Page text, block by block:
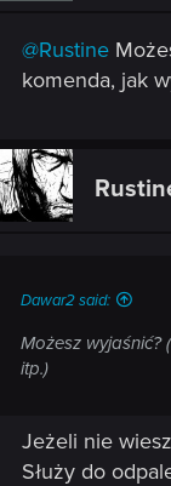
@Rustine
komenda, jak
Dawar2 said:
Możesz wyjaśnić?
itp.)
Jeżeli nie
Służy do